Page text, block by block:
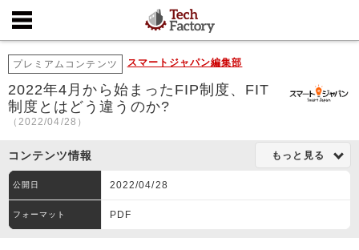
プレミアムコンテンツ スマートジャパン編集部
2022年4月から始まったFIP制度、FIT
制度とはどう違うのか?
（2022/04/28）
コンテンツ情報 もっと見る
公開日 2022/04/28
フォーマット PDF